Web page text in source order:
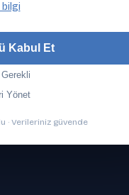
Kabul Et
Yönet
· Verileriniz güvende